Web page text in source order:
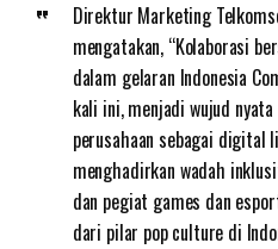
Direktur Marketing
mengatakan, “Kolaborasi
dalam gelaran Indonesia
kali ini, menjadi wujud
perusahaan sebagai digital
menghadirkan wadah
dan pegiat games dan
dari pilar pop culture di